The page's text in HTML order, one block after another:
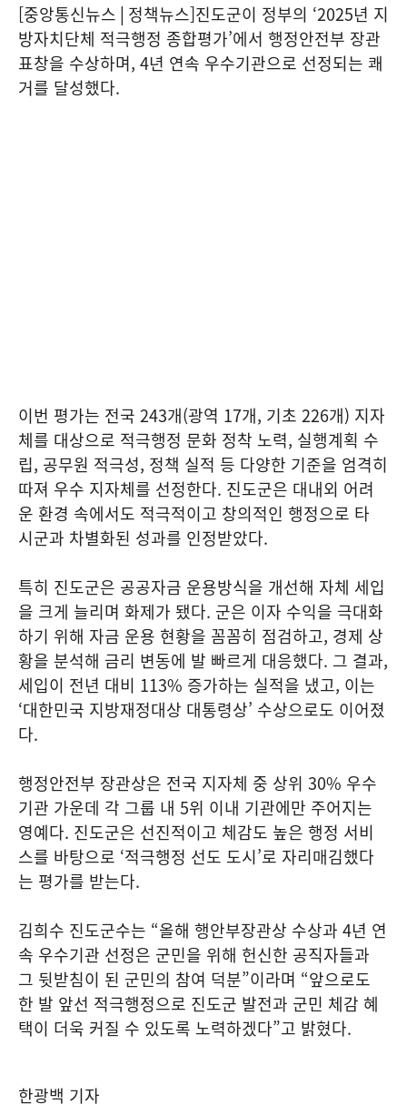
[중앙통신뉴스│정책뉴스]진도군이 정부의 ‘2025년 지
방자치단체 적극행정 종합평가’에서 행정안전부 장관
표창을 수상하며, 4년 연속 우수기관으로 선정되는 쾌
거를 달성했다.
이번 평가는 전국 243개(광역 17개, 기초 226개) 지자
체를 대상으로 적극행정 문화 정착 노력, 실행계획 수
립, 공무원 적극성, 정책 실적 등 다양한 기준을 엄격히
따져 우수 지자체를 선정한다. 진도군은 대내외 어려
운 환경 속에서도 적극적이고 창의적인 행정으로 타
시군과 차별화된 성과를 인정받았다.
특히 진도군은 공공자금 운용방식을 개선해 자체 세입
을 크게 늘리며 화제가 됐다. 군은 이자 수익을 극대화
하기 위해 자금 운용 현황을 꼼꼼히 점검하고, 경제 상
황을 분석해 금리 변동에 발 빠르게 대응했다. 그 결과,
세입이 전년 대비 113% 증가하는 실적을 냈고, 이는
‘대한민국 지방재정대상 대통령상’ 수상으로도 이어졌
다.
행정안전부 장관상은 전국 지자체 중 상위 30% 우수
기관 가운데 각 그룹 내 5위 이내 기관에만 주어지는
영예다. 진도군은 선진적이고 체감도 높은 행정 서비
스를 바탕으로 ‘적극행정 선도 도시’로 자리매김했다
는 평가를 받는다.
김희수 진도군수는 “올해 행안부장관상 수상과 4년 연
속 우수기관 선정은 군민을 위해 헌신한 공직자들과
그 뒷받침이 된 군민의 참여 덕분”이라며 “앞으로도
한 발 앞선 적극행정으로 진도군 발전과 군민 체감 혜
택이 더욱 커질 수 있도록 노력하겠다”고 밝혔다.
한광백 기자